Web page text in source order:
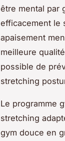
être mental par
efficacement le
apaisement
meilleure
possible de
stretching
Le programme
stretching
gym douce en